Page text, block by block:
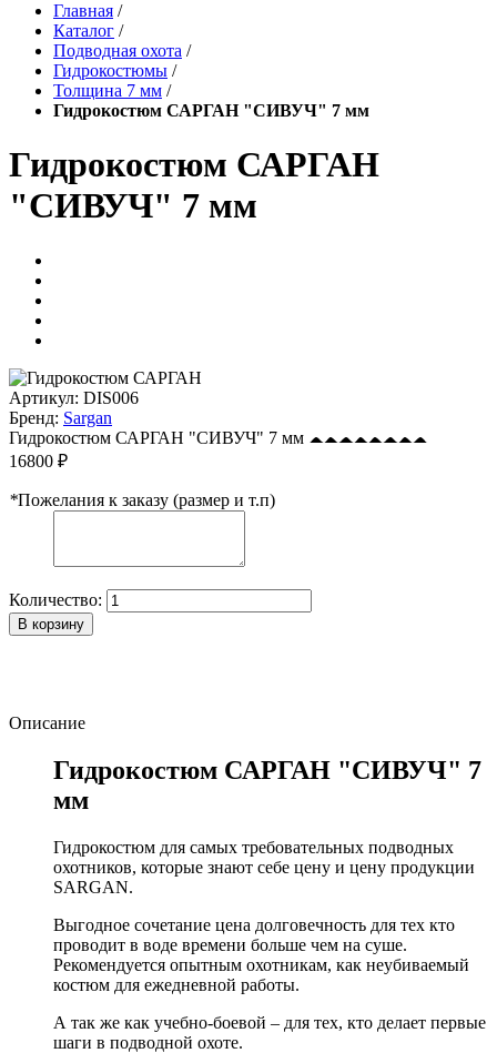
Главная /
Каталог /
Подводная охота /
Гидрокостюмы /
Толщина 7 мм /
Гидрокостюм САРГАН "СИВУЧ" 7 мм
Гидрокостюм САРГАН
"СИВУЧ" 7 мм
Артикул: DIS006
Бренд: Sargan
Гидрокостюм САРГАН "СИВУЧ" 7 мм
16800 ₽
*Пожелания к заказу (размер и т.п)
Количество:
В корзину
Описание
Гидрокостюм САРГАН "СИВУЧ" 7
мм
Гидрокостюм для самых требовательных подводных
охотников, которые знают себе цену и цену продукции
SARGAN.
Выгодное сочетание цена долговечность для тех кто
проводит в воде времени больше чем на суше.
Рекомендуется опытным охотникам, как неубиваемый
костюм для ежедневной работы.
А так же как учебно-боевой – для тех, кто делает первые
шаги в подводной охоте.